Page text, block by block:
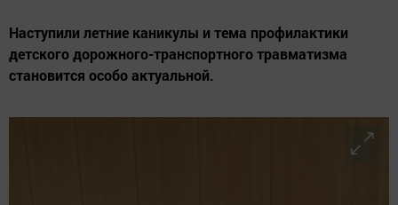
Наступили летние каникулы и тема профилактики
детского дорожного-транспортного травматизма
становится особо актуальной.